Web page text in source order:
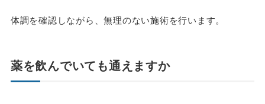
体調を確認しながら、無理のない施術を行います。
薬を飲んでいても通えますか